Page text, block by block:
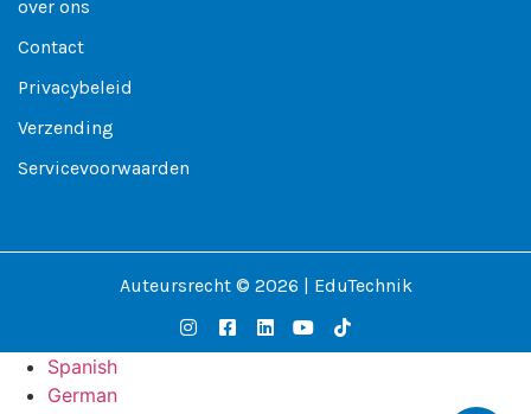
over ons
Contact
Privacybeleid
Verzending
Servicevoorwaarden
Auteursrecht © 2026 | EduTechnik
Spanish
German